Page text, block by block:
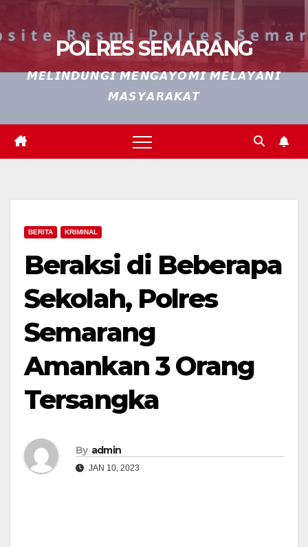
POLRES SEMARANG
𝙈𝙀𝙇𝙄𝙉𝘿𝙐𝙉𝙂𝙄 𝙈𝙀𝙉𝙂𝘼𝙔𝙊𝙈𝙄 𝙈𝙀𝙇𝘼𝙔𝘼𝙉𝙄
𝙈𝘼𝙎𝙔𝘼𝙍𝘼𝙆𝘼𝙏
BERITA KRIMINAL
Beraksi di Beberapa
Sekolah, Polres
Semarang
Amankan 3 Orang
Tersangka
By admin
JAN 10, 2023